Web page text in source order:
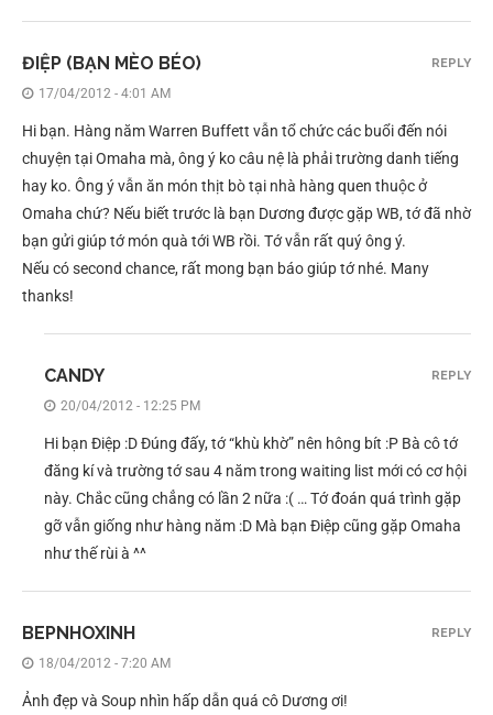
ĐIỆP (BẠN MÈO BÉO)
17/04/2012 - 4:01 AM
Hi bạn. Hàng năm Warren Buffett vẫn tổ chức các buổi đến nói
chuyện tại Omaha mà, ông ý ko câu nệ là phải trường danh tiếng
hay ko. Ông ý vẫn ăn món thịt bò tại nhà hàng quen thuộc ở
Omaha chứ? Nếu biết trước là bạn Dương được gặp WB, tớ đã nhờ
bạn gửi giúp tớ món quà tới WB rồi. Tớ vẫn rất quý ông ý.
Nếu có second chance, rất mong bạn báo giúp tớ nhé. Many
thanks!
REPLY
CANDY
20/04/2012 - 12:25 PM
Hi bạn Điệp :D Đúng đấy, tớ “khù khờ” nên hông bít :P Bà cô tớ
đăng kí và trường tớ sau 4 năm trong waiting list mới có cơ hội
này. Chắc cũng chẳng có lần 2 nữa :( … Tớ đoán quá trình gặp
gỡ vẫn giống như hàng năm :D Mà bạn Điệp cũng gặp Omaha
như thế rùi à ^^
REPLY
BEPNHOXINH
18/04/2012 - 7:20 AM
Ảnh đẹp và Soup nhìn hấp dẫn quá cô Dương ơi!
REPLY